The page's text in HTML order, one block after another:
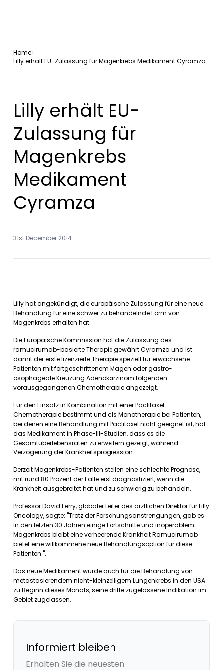
Home
Lilly erhält EU-Zulassung für Magenkrebs Medikament Cyramza
Lilly erhält EU-
Zulassung für
Magenkrebs
Medikament
Cyramza
31st December 2014
Lilly hat angekündigt, die europäische Zulassung für eine neue
Behandlung für eine schwer zu behandelnde Form von
Magenkrebs erhalten hat.
Die Europäische Kommission hat die Zulassung des
ramucirumab-basierte Therapie gewährt Cyramza und ist
damit der erste lizenzierte Therapie speziell für erwachsene
Patienten mit fortgeschrittenem Magen oder gastro-
ösophageale Kreuzung Adenokarzinom folgenden
vorausgegangenen Chemotherapie angezeigt.
Für den Einsatz in Kombination mit einer Paclitaxel-
Chemotherapie bestimmt und als Monotherapie bei Patienten,
bei denen eine Behandlung mit Paclitaxel nicht geeignet ist, hat
das Medikament in Phase-III-Studien, dass es die
Gesamtüberlebensraten zu erweitern gezeigt, während
Verzögerung der Krankheitsprogression.
Derzeit Magenkrebs-Patienten stellen eine schlechte Prognose,
mit rund 80 Prozent der Fälle erst diagnostiziert, wenn die
Krankheit ausgebreitet hat und zu schwierig zu behandeln.
Professor David Ferry, globaler Leiter des ärztlichen Direktor für Lilly
Oncology, sagte: "Trotz der Forschungsanstrengungen, gab es
in den letzten 30 Jahren einige Fortschritte und inoperablem
Magenkrebs bleibt eine verheerende Krankheit Ramucirumab
bietet eine willkommene neue Behandlungsoption für diese
Patienten.".
Das neue Medikament wurde auch für die Behandlung von
metastasierendem nicht-kleinzelligem Lungenkrebs in den USA
zu Beginn dieses Monats, seine dritte zugelassene Indikation im
Gebiet zugelassen.
Informiert bleiben
Erhalten Sie die neuesten